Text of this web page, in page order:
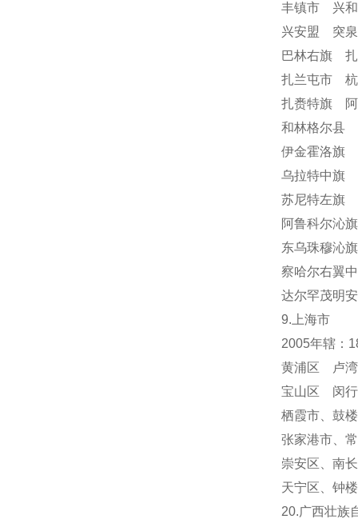
丰镇市 兴
兴安盟 突
巴林右旗
扎兰屯市
扎赉特旗
和林格尔县
伊金霍洛旗
乌拉特中旗
苏尼特左旗
阿鲁科尔沁
东乌珠穆沁
察哈尔右翼
达尔罕茂明
9.上海市
2005年辖：
黄浦区 卢
宝山区 闵
栖霞市、 鼓
张家港市、
崇安区、南
天宁区
钟
20.广西壮族